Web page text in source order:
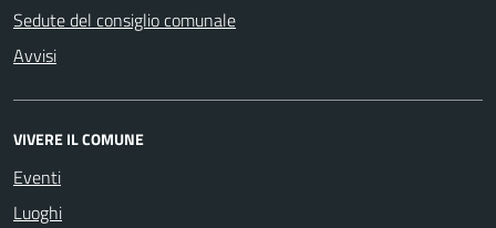
Sedute del consiglio comunale
Avvisi
VIVERE IL COMUNE
Eventi
Luoghi